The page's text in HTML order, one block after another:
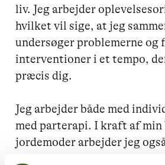
liv. Jeg arbejder
hvilket vil sige, at jeg
undersøger problemerne og
interventioner i et tempo,
præcis dig.
Jeg arbejder både med
med parterapi. I kraft af min
jordemoder arbejder jeg